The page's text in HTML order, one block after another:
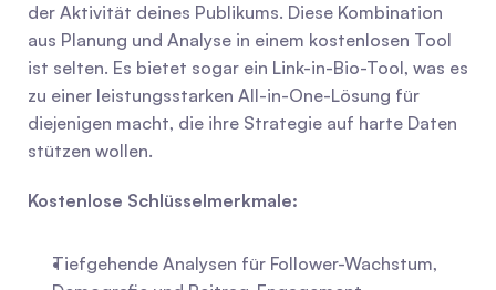
der Aktivität deines Publikums. Diese Kombination
aus Planung und Analyse in einem kostenlosen Tool
ist selten. Es bietet sogar ein Link-in-Bio-Tool, was es
zu einer leistungsstarken All-in-One-Lösung für
diejenigen macht, die ihre Strategie auf harte Daten
stützen wollen.
Kostenlose Schlüsselmerkmale:
Tiefgehende Analysen für Follower-Wachstum,